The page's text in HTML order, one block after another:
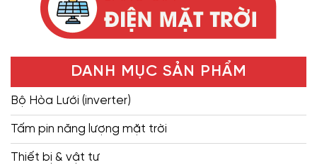
DANH MỤC SẢN PHẨM
Bộ Hòa Lưới (inverter)
Tấm pin năng lượng mặt trời
Thiết bị & vật tư